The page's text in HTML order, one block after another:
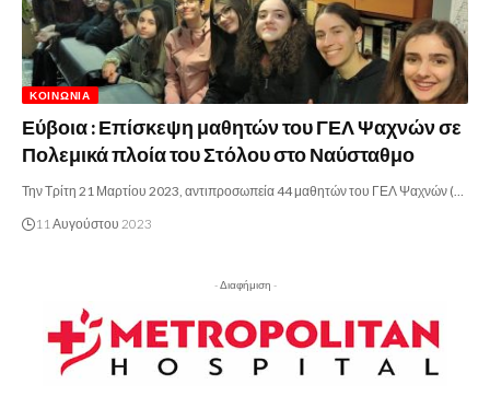
ΚΟΙΝΩΝΊΑ
Εύβοια : Επίσκεψη μαθητών του ΓΕΛ Ψαχνών σε
Πολεμικά πλοία του Στόλου στο Ναύσταθμο
Την Τρίτη 21 Μαρτίου 2023, αντιπροσωπεία 44 μαθητών του ΓΕΛ Ψαχνών (…
11 Αυγούστου 2023
- Διαφήμιση -